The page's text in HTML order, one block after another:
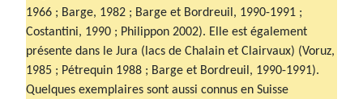
1966 ; Barge, 1982 ; Barge et Bordreuil, 1990-1991 ;
Costantini, 1990 ; Philippon 2002). Elle est également
présente dans le Jura (lacs de Chalain et Clairvaux) (Voruz,
1985 ; Pétrequin 1988 ; Barge et Bordreuil, 1990-1991).
Quelques exemplaires sont aussi connus en Suisse